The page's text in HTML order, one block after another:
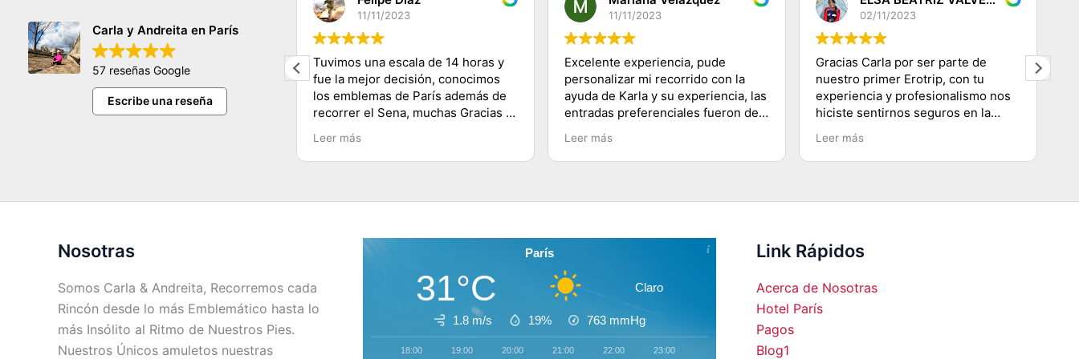
Carla y Andreita en París
57 reseñas Google
Escribe una reseña
hermosa persona nos encanto
conocer tantos lugares y de una
manera muy dinamica y facil
11/11/2023
Tuvimos una escala de 14 horas y
fue la mejor decisión, conocimos
los emblemas de París además de
recorrer el Sena, muchas Gracias a
Carla y a su equipo y 100%
Recomendado, saludos desde
Chile.
Leer más
11/11/2023
Excelente experiencia, pude
personalizar mi recorrido con la
ayuda de Karla y su experiencia, las
entradas preferenciales fueron de
lo mejor te ahorras las filas! Muy
buenos tips y explicaciones de los
lugares visitados. Es hermoso
Leer más
02/11/2023
Gracias Carla por ser parte de
nuestro primer Erotrip, con tu
experiencia y profesionalismo nos
hiciste sentirnos seguros en la
ciudad Luz, conociendo lugares
emblemáticos, subir a la Torre
Eiffel, recorriendo el Río
Leer más
Nosotras
Somos Carla & Andreita, Recorremos cada
Rincón desde lo más Emblemático hasta lo
más Insólito al Ritmo de Nuestros Pies.
Nuestros Únicos amuletos nuestras
París
31°C Claro
1.8 m/s 19% 763 mmHg
18:00 19:00 20:00 21:00 22:00 23:00 01:00
Link Rápidos
Acerca de Nosotras
Hotel París
Pagos
Blog1